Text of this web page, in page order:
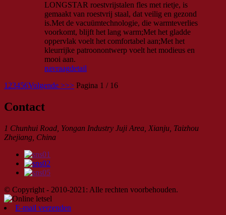
LONGSTAR roestvrijstalen fles met rietje, is
gemaakt van roestvrij staal, dat veilig en gezond
is.Met de vacuümtechnologie, die warmteverlies
voorkomt, blijft het lang warm;Met het gladde
oppervlak voelt het comfortabel aan;Met het
kleurrijke patroonontwerp voelt het modieus en
mooi aan.
navraagdetail
1 23456Volgende >>> Pagina 1 / 16
Contact
1 Chunhui Road, Yongan Industry Juji Area, Xianju, Taizhou
Zhejiang, China
© Copyright - 2010-2021: Alle rechten voorbehouden.
E-mail verzenden